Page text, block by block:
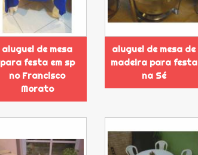
aluguel de mesa
para festa em sp
no Francisco
Morato
aluguel de mesa de
madeira para festa
na Sé